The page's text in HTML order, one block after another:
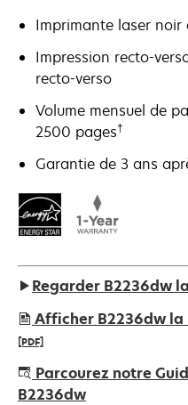
Imprimante laser noir
Impression recto-
recto-verso
Volume mensuel de
2500 pages†
Garantie de 3 ans
Regarder B2236dw
Afficher B2236dw
[PDF]
s’ouvre
dans
Parcourez notre
B2236dw